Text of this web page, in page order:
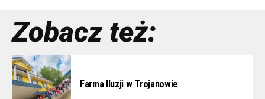
Zobacz też:
Farma Iluzji w Trojanowie